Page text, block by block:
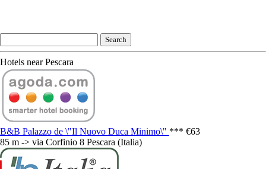
Hotels near Pescara
B&B Palazzo de \"Il Nuovo Duca Minimo\" *** €63
85 m -> via Corfinio 8 Pescara (Italia)